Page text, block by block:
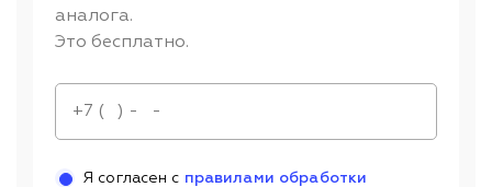
аналога.
Это бесплатно.
Я согласен с правилами обработки